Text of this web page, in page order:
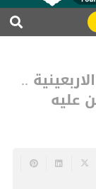
..
عليه